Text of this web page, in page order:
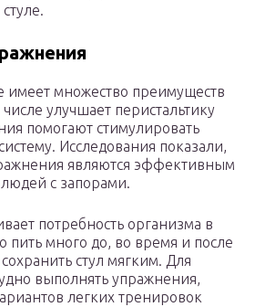
имеет множество преимуществ
улучшает перистальтику
помогают стимулировать
Исследования показали,
являются эффективным
с запорами.
потребность организма в
пить много до, во время и после
стул мягким. Для
выполнять упражнения,
легких тренировок